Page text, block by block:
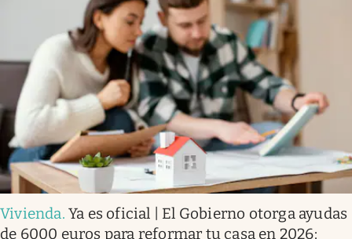
Vivienda.Ya es oficial | El Gobierno otorga ayudas
de 6000 euros para reformar tu casa en 2026: